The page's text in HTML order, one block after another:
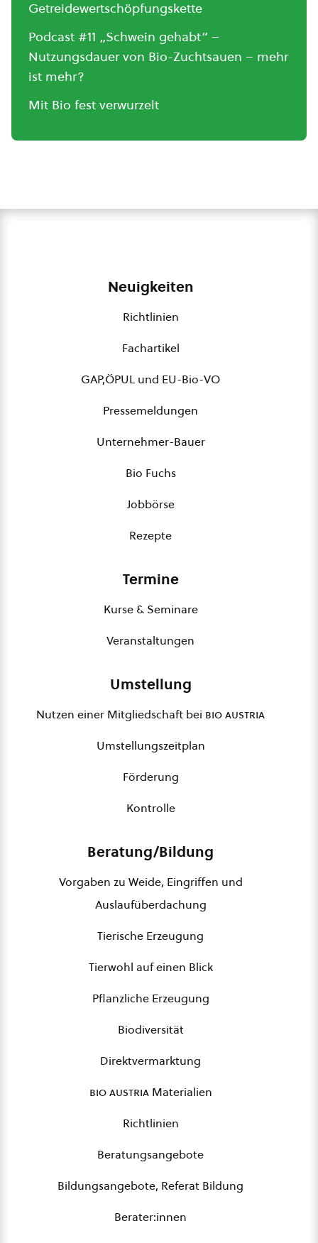
Getreidewertschöpfungskette
Podcast #11 „Schwein gehabt“ –
Nutzungsdauer von Bio-Zuchtsauen – mehr
ist mehr?
Mit Bio fest verwurzelt
Neuigkeiten
Richtlinien
Fachartikel
GAP,ÖPUL und EU-Bio-VO
Pressemeldungen
Unternehmer-Bauer
Bio Fuchs
Jobbörse
Rezepte
Termine
Kurse & Seminare
Veranstaltungen
Umstellung
Nutzen einer Mitgliedschaft bei bio austria
Umstellungszeitplan
Förderung
Kontrolle
Beratung/Bildung
Vorgaben zu Weide, Eingriffen und
Auslaufüberdachung
Tierische Erzeugung
Tierwohl auf einen Blick
Pflanzliche Erzeugung
Biodiversität
Direktvermarktung
bio austriaMaterialien
Richtlinien
Beratungsangebote
Bildungsangebote, Referat Bildung
Berater:innen